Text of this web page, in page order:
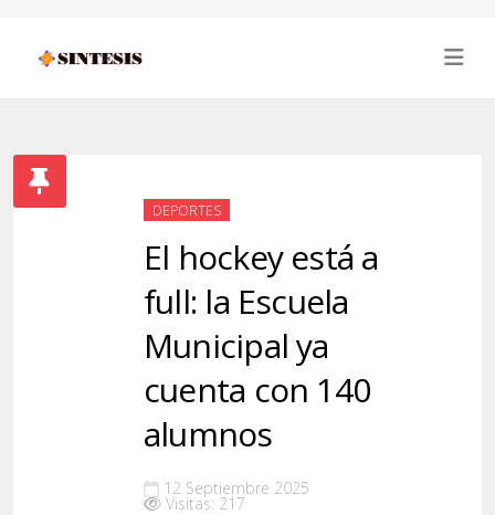
DEPORTES
El hockey está a
full: la Escuela
Municipal ya
cuenta con 140
alumnos
12 Septiembre 2025
Visitas: 217